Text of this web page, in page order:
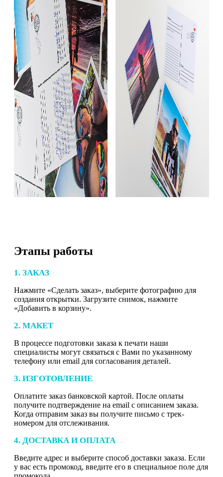
Этапы работы
1. ЗАКАЗ
Нажмите «Сделать заказ», выберите фотографию для
создания открытки. Загрузите снимок, нажмите
«Добавить в корзину».
2. МАКЕТ
В процессе подготовки заказа к печати наши
специалисты могут связаться с Вами по указанному
телефону или email для согласования деталей.
3. ИЗГОТОВЛЕНИЕ
Оплатите заказ банковской картой. После оплаты
получите подтверждение на email с описанием заказа.
Когда отправим заказ вы получите письмо с трек-
номером для отслеживания.
4. ДОСТАВКА И ОПЛАТА
Введите адрес и выберите способ доставки заказа. Если
у вас есть промокод, введите его в специальное поле для